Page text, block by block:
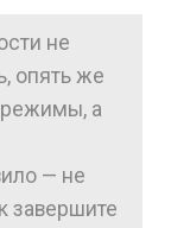
не
опять же
а
— не
завершите